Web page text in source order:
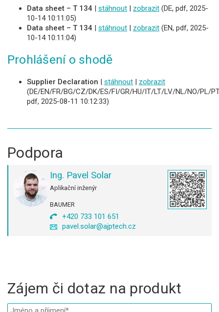
Data sheet – T 134 | stáhnout | zobrazit (DE, pdf, 2025-
10-14 10:11:05)
Data sheet – T 134 | stáhnout | zobrazit (EN, pdf, 2025-
10-14 10:11:04)
Prohlášení o shodě
Supplier Declaration | stáhnout | zobrazit
(DE/EN/FR/BG/CZ/DK/ES/FI/GR/HU/IT/LT/LV/NL/NO/PL/
pdf, 2025-08-11 10:12:33)
Podpora
Ing. Pavel Solar
Aplikační inženýr
BAUMER
+420 733 101 651
pavel.solar@ajptech.cz
Zájem či dotaz na produkt